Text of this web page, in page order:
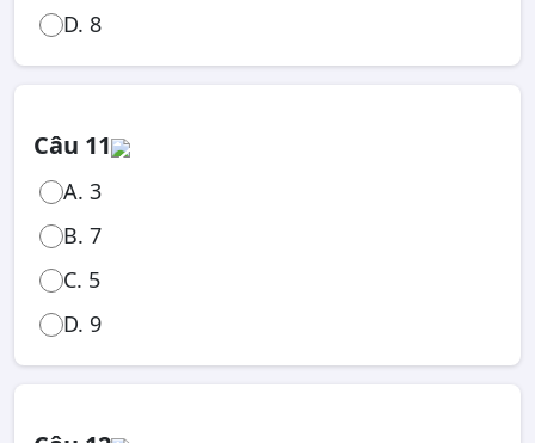
D. 8
Câu 11
A. 3
B. 7
C. 5
D. 9